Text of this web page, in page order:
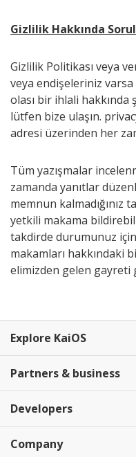
Gizlilik Hakkında
Gizlilik Politikası veya
veya endişeleriniz
olası bir ihlali
lütfen bize ulaşın.
adresi üzerinden her
Tüm yazışmalar
zamanda yanıtlar
memnun
yetkili makama
takdirde durumunuz
makamları hakkındaki
elimizden gelen gayreti
Explore KaiOS
Partners & business
Developers
Company